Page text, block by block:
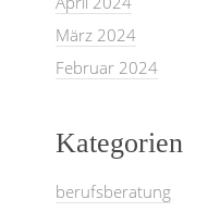
März 2024
Februar 2024
Kategorien
berufsberatung